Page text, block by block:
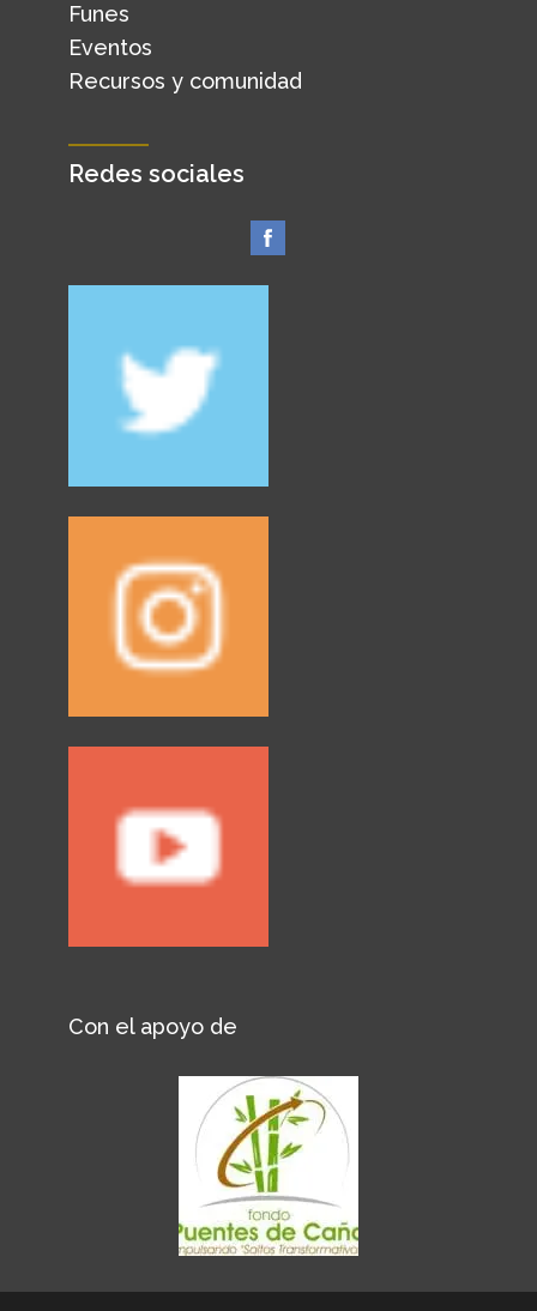
Funes
Eventos
Recursos y comunidad
Redes sociales
Con el apoyo de